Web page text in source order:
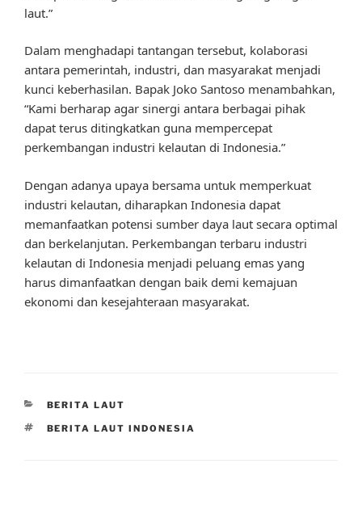
laut.”
Dalam menghadapi tantangan tersebut, kolaborasi
antara pemerintah, industri, dan masyarakat menjadi
kunci keberhasilan. Bapak Joko Santoso menambahkan,
“Kami berharap agar sinergi antara berbagai pihak
dapat terus ditingkatkan guna mempercepat
perkembangan industri kelautan di Indonesia.”
Dengan adanya upaya bersama untuk memperkuat
industri kelautan, diharapkan Indonesia dapat
memanfaatkan potensi sumber daya laut secara optimal
dan berkelanjutan. Perkembangan terbaru industri
kelautan di Indonesia menjadi peluang emas yang
harus dimanfaatkan dengan baik demi kemajuan
ekonomi dan kesejahteraan masyarakat.
CATEGORIES
BERITA LAUT
TAGS
BERITA LAUT INDONESIA